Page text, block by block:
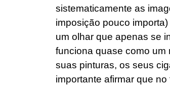
sistematicamente as
imposição pouco
um olhar que apenas se
funciona quase como um
suas pinturas, os seus
importante afirmar que